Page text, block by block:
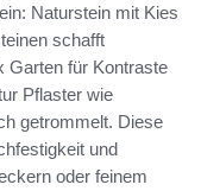
Naturstein mit Kies
schafft
Garten für Kontraste
Pflaster wie
getrommelt. Diese
und
oder feinem